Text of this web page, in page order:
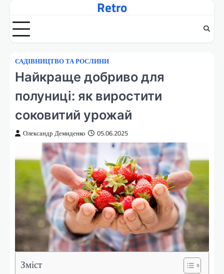
вмісту
Retro
САДІВНИЦТВО ТА РОСЛИНИ
Найкраще добриво для
полуниці: як виростити
соковитий урожай
Олександр Демиденко 05.06.2025
Зміст